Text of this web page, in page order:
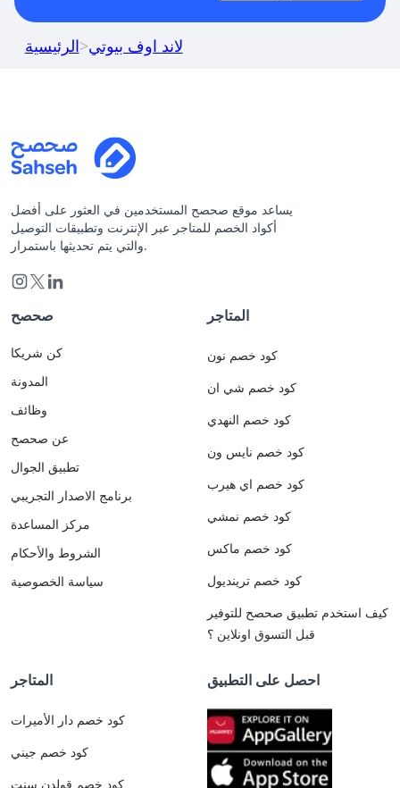
الرئيسية>لاند اوف بيوتي
يساعد موقع صحصح المستخدمين في العثور على أفضل
أكواد الخصم للمتاجر عبر الإنترنت وتطبيقات التوصيل
والتي يتم تحديثها باستمرار.
صحصح
كن شريكا
المدونة
وظائف
عن صحصح
تطبيق الجوال
برنامج الاصدار التجريبي
مركز المساعدة
الشروط والأحكام
سياسة الخصوصية
المتاجر
كود خصم نون
كود خصم شي ان
كود خصم النهدي
كود خصم نايس ون
كود خصم اي هيرب
كود خصم نمشي
كود خصم ماكس
كود خصم ترينديول
كيف استخدم تطبيق صحصح للتوفير
قبل التسوق اونلاين ؟
المتاجر
كود خصم دار الأميرات
كود خصم جيني
كود خصم قولدن سنت
احصل على التطبيق